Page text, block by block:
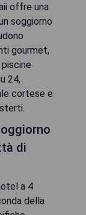
offre una
soggiorno
gourmet,
24,
cortese e
di
a 4
della